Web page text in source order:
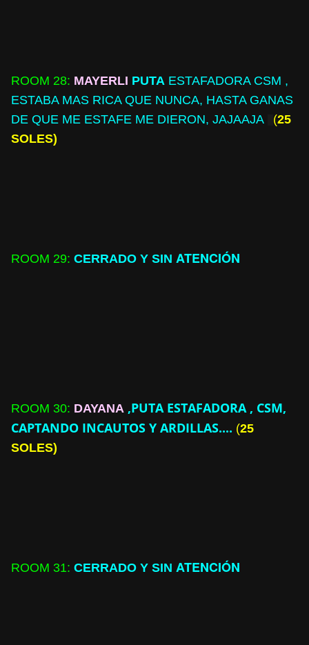
ROOM 28: MAYERLI PUTA ESTAFADORA CSM ,
ESTABA MAS RICA QUE NUNCA, HASTA GANAS
DE QUE ME ESTAFE ME DIERON, JAJAAJA
(25
SOLES)
ROOM 29: CERRADO Y SIN ATENCIÓN
ROOM 30: DAYANA ,PUTA ESTAFADORA , CSM,
CAPTANDO INCAUTOS Y ARDILLAS.... (25
SOLES)
ROOM 31: CERRADO Y SIN ATENCIÓN